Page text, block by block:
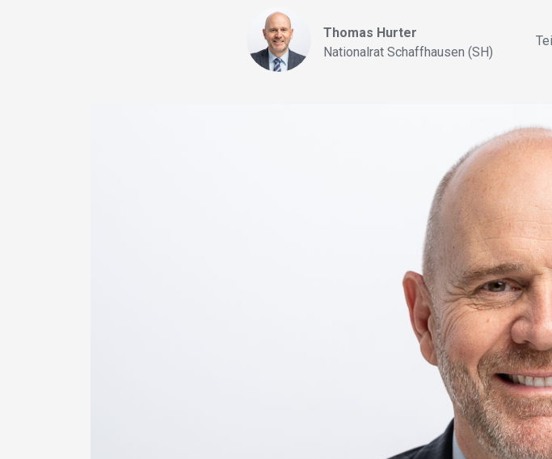
Thomas Hurter
Nationalrat Schaffhausen (SH)